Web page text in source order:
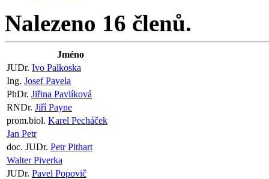
Nalezeno 16 členů.
Jméno
JUDr. Ivo Palkoska
Ing. Josef Pavela
PhDr. Jiřina Pavlíková
RNDr. Jiří Payne
prom.biol. Karel Pecháček
Jan Petr
doc. JUDr. Petr Pithart
Walter Piverka
JUDr. Pavel Popovič